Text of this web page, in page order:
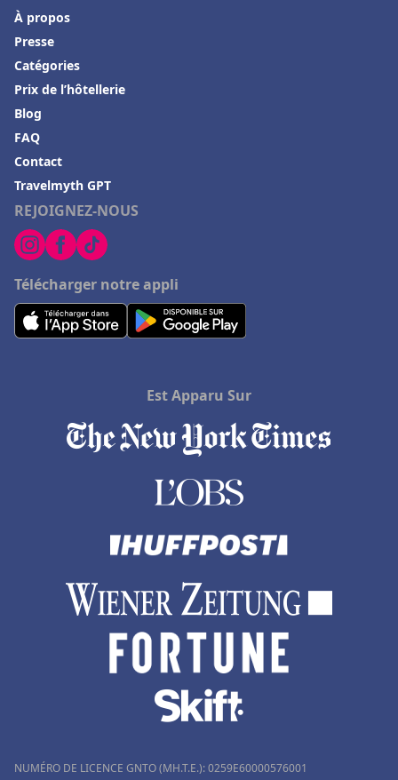
REJOIGNEZ-NOUS
Télécharger notre appli
À propos
Presse
Catégories
Prix de l’hôtellerie
Blog
FAQ
Contact
Travelmyth GPT
Est Apparu Sur
NUMÉRO DE LICENCE GNTO (MH.T.E.): 0259Ε60000576001